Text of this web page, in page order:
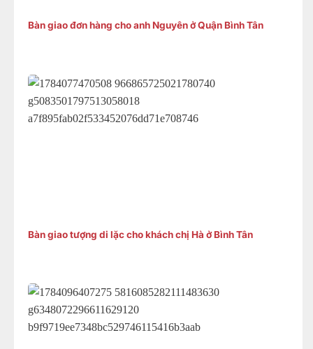
Bàn giao đơn hàng cho anh Nguyên ở Quận Bình Tân
Bàn giao tượng di lặc cho khách chị Hà ở Bình Tân